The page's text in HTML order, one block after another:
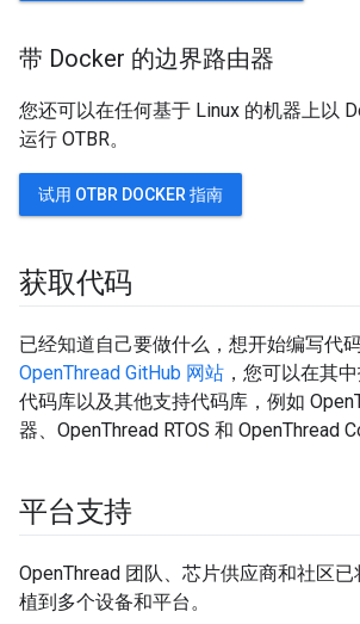
带 Docker 的边界路由器
您还可以在任何基于 Linux 的机器上以
运行 OTBR。
试用 OTBR DOCKER 指南
获取代码
已经知道自己要做什么，想开始编写代
OpenThread GitHub 网站 ，您可以在其
代码库以及其他支持代码库，例如
器、OpenThread RTOS 和 OpenThread
平台支持
OpenThread 团队、芯片供应商和社区已
植到多个设备和平台。